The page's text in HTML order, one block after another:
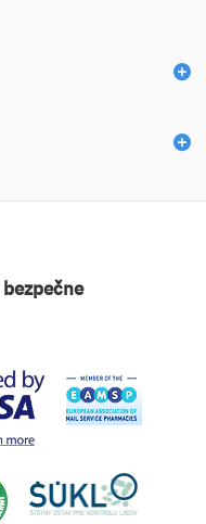
bezpečne